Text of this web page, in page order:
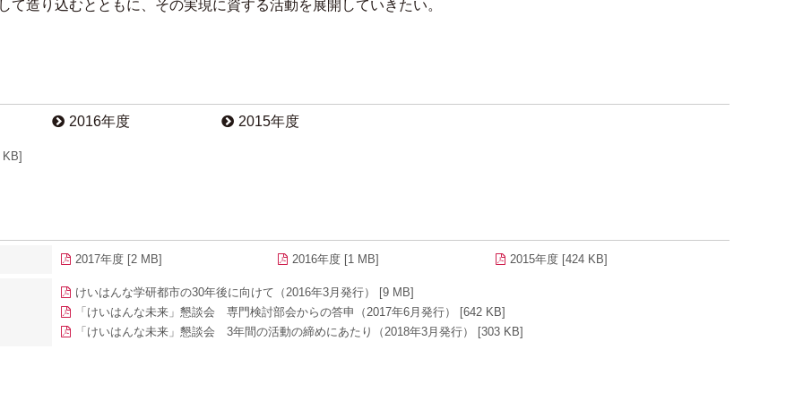
て造り込むとともに、その実現に資する活動を展開していきたい。
2016年度 2015年度
2017年度 [2 MB] 2016年度 [1 MB] 2015年度 [424 KB]
けいはんな学研都市の30年後に向けて（2016年3月発行） [9 MB]
「けいはんな未来」懇談会 専門検討部会からの答申（2017年6月発行） [642 KB]
「けいはんな未来」懇談会 3年間の活動の締めにあたり（2018年3月発行） [303 KB]